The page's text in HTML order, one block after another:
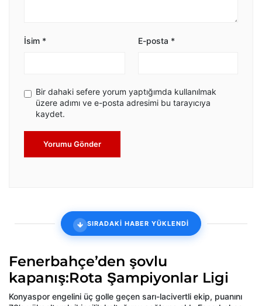
İsim * E-posta *
Bir dahaki sefere yorum yaptığımda kullanılmak
üzere adımı ve e-posta adresimi bu tarayıcıya
kaydet.
Yorumu Gönder
SIRADAKİ HABER YÜKLENDİ
Fenerbahçe’den şovlu
kapanış:Rota Şampiyonlar Ligi
Konyaspor engelini üç golle geçen sarı-lacivertli ekip, puanını